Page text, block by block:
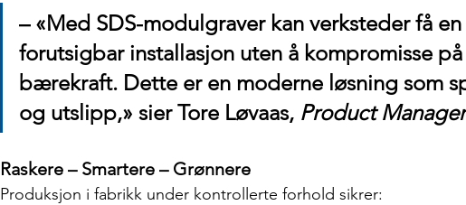
– «Med SDS-modulgraver kan verksteder få
forutsigbar installasjon uten å kompromisse
bærekraft. Dette er en moderne løsning som
og utslipp,» sier Tore Løvaas, Product Manager
Raskere – Smartere – Grønnere
Produksjon i fabrikk under kontrollerte forhold sikrer: